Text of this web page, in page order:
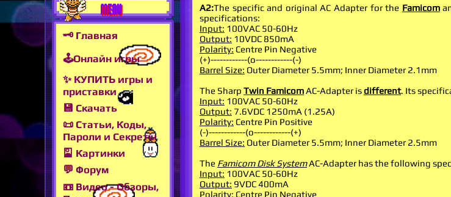
MENU
🗝 Главная
🕹Онлайн игры
✨ КУПИТЬ игры и
приставки
💾 Скачать
📜 Статьи, Коды,
Пароли и Секреты
🎴 Картинки
💬 Форум
📼 Видео - Обзоры,
A2:The specific and original AC Adapter for the Famicom
specifications:
Input: 100VAC 50-60Hz
Output: 10VDC 850mA
Polarity: Centre Pin Negative
(+)------------(o------------(-)
Barrel Size: Outer Diameter 5.5mm; Inner Diameter 2.1mm
The Sharp Twin FamicomAC-Adapter isdifferent. Its
Input: 100VAC 50-60Hz
Output: 7.6VDC 1250mA (1.25A)
Polarity: Centre Pin Positive
(-)------------(o------------(+)
Barrel Size: Outer Diameter 5.5mm; Inner Diameter 2.5mm
The Famicom Disk SystemAC-Adapter has the following
Input: 100VAC 50-60Hz
Output: 9VDC 400mA
Polarity: Centre Pin Negative